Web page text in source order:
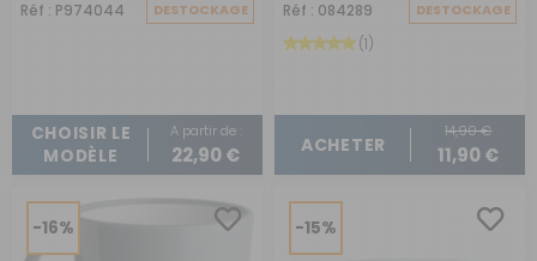
Réf : P974044 DESTOCKAGE
CHOISIR LE
MODÈLE
A partir de :
22,90 €
Réf : 084289 DESTOCKAGE
(1)
ACHETER
14,90 €
11,90 €
-16% -15%